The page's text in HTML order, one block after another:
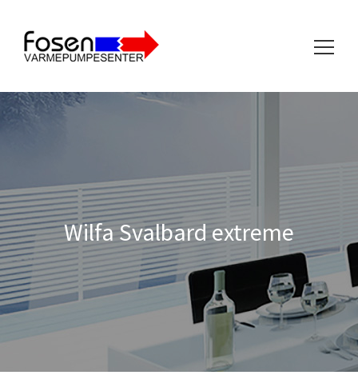
Søk
etter:
Wilfa Svalbard extreme